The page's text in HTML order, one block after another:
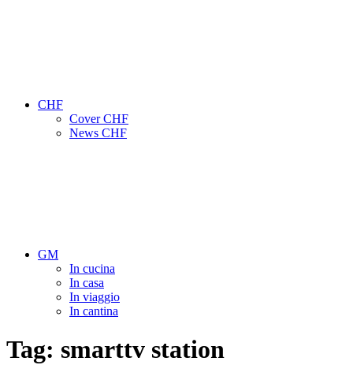
CHF
Cover CHF
News CHF
GM
In cucina
In casa
In viaggio
In cantina
Tag: smarttv station